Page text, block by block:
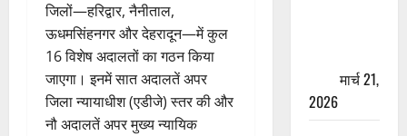
जिलों—हरिद्वार, नैनीताल,
ऊधमसिंहनगर और देहरादून—में कुल
16 विशेष अदालतों का गठन किया
जाएगा। इनमें सात अदालतें अपर
जिला न्यायाधीश (एडीजे) स्तर की और
नौ अदालतें अपर मुख्य न्यायिक
मार्च 21,
2026